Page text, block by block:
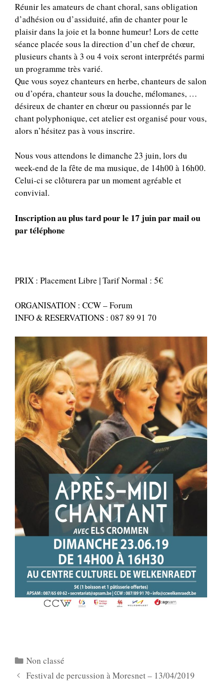
Réunir les amateurs de chant choral, sans obligation
d’adhésion ou d’assiduité, afin de chanter pour le
plaisir dans la joie et la bonne humeur! Lors de cette
séance placée sous la direction d’un chef de chœur,
plusieurs chants à 3 ou 4 voix seront interprétés parmi
un programme très varié.
Que vous soyez chanteurs en herbe, chanteurs de salon
ou d’opéra, chanteur sous la douche, mélomanes, …
désireux de chanter en chœur ou passionnés par le
chant polyphonique, cet atelier est organisé pour vous,
alors n’hésitez pas à vous inscrire.
Nous vous attendons le dimanche 23 juin, lors du
week-end de la fête de ma musique, de 14h00 à 16h00.
Celui-ci se clôturera par un moment agréable et
convivial.
Inscription au plus tard pour le 17 juin par mail ou
par téléphone
PRIX : Placement Libre | Tarif Normal : 5€
ORGANISATION : CCW – Forum
INFO & RESERVATIONS : 087 89 91 70
Catégories
Non classé
Festival de percussion à Moresnet – 13/04/2019